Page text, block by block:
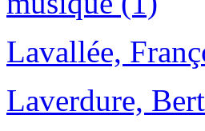
Lavallée,
Laverdure,